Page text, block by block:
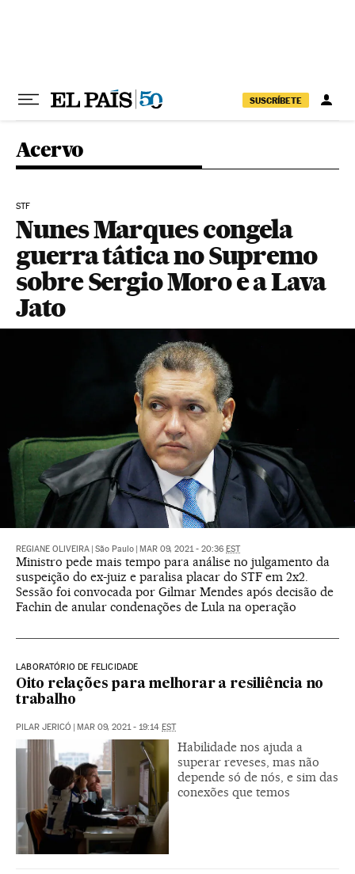
SUSCRÍBETE
Acervo
STF
Nunes Marques congela
guerra tática no Supremo
sobre Sergio Moro e a Lava
Jato
REGIANE OLIVEIRA São Paulo MAR 09, 2021 - 20:36 EST
Ministro pede mais tempo para análise no julgamento da
suspeição do ex-juiz e paralisa placar do STF em 2x2.
Sessão foi convocada por Gilmar Mendes após decisão de
Fachin de anular condenações de Lula na operação
LABORATÓRIO DE FELICIDADE
Oito relações para melhorar a resiliência no
trabalho
PILAR JERICÓ MAR 09, 2021 - 19:14 EST
Habilidade nos ajuda a
superar reveses, mas não
depende só de nós, e sim das
conexões que temos